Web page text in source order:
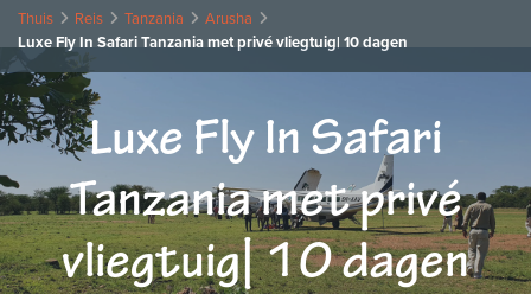
Thuis Reis Tanzania Arusha
Luxe Fly In Safari Tanzania met privé vliegtuig| 10 dagen
Luxe Fly In Safari
Tanzania met privé
vliegtuig| 10 dagen